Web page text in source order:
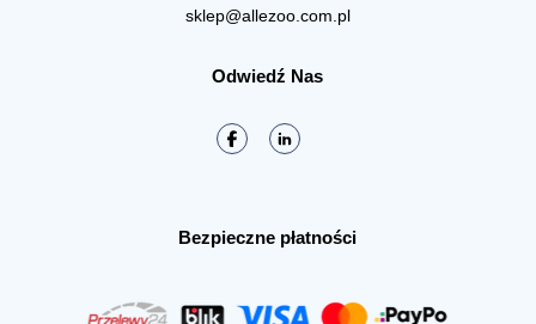
sklep@allezoo.com.pl
Odwiedź Nas
Bezpieczne płatności